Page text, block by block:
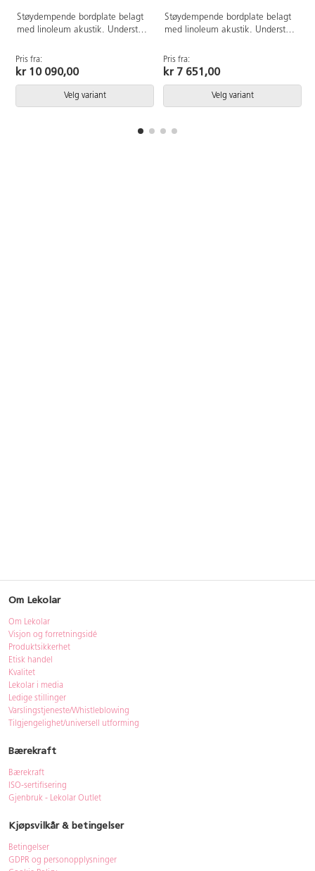
Støydempende bordplate belagt
med linoleum akustik. Understell
Pris fra:
kr 10 090,00
Velg variant
Støydempende bordplate belagt
med linoleum akustik. Understell
slitesterk overflate med gode
akustiske egenskaper.
Pris fra:
kr 7 651,00
Velg variant
Om Lekolar
Om Lekolar
Visjon og forretningsidé
Produktsikkerhet
Etisk handel
Kvalitet
Lekolar i media
Ledige stillinger
Varslingstjeneste/Whistleblowing
Tilgjengelighet/universell utforming
Bærekraft
Bærekraft
ISO-sertifisering
Gjenbruk - Lekolar Outlet
Kjøpsvilkår & betingelser
Betingelser
GDPR og personopplysninger